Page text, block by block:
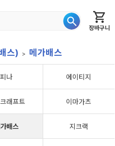
장바구니
스트 특가 이월
스) 메가배스
피나 에이티지
래프트 이마가츠
배스 지크랙